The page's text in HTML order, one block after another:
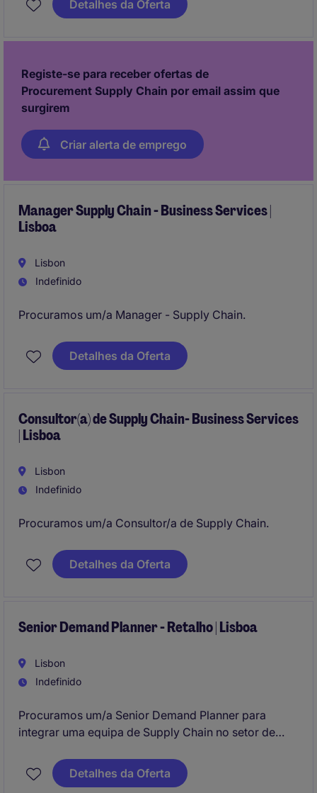
processos de aquisição de bens alimentares.
Detalhes da Oferta
Registe-se para receber ofertas de
Procurement Supply Chain por email assim que
surgirem
Criar alerta de emprego
Manager Supply Chain - Business Services |
Lisboa
Lisbon
Indefinido
Procuramos um/a Manager - Supply Chain.
Detalhes da Oferta
Consultor(a) de Supply Chain- Business Services
| Lisboa
Lisbon
Indefinido
Procuramos um/a Consultor/a de Supply Chain.
Detalhes da Oferta
Senior Demand Planner - Retalho | Lisboa
Lisbon
Indefinido
Procuramos um/a Senior Demand Planner para
integrar uma equipa de Supply Chain no setor de
Detalhes da Oferta